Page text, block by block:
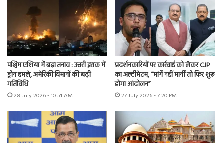
पश्चिम एशिया में बढ़ा तनाव : उत्तरी इराक में
ड्रोन हमले, अमेरिकी विमानों की बढ़ी
गतिविधि
28 July 2026 - 10:51 AM
प्रदर्शनकारियों पर कार्रवाई को लेकर CJP
का अल्टीमेटम, “मांगें नहीं मानीं तो फिर शुरू
होगा आंदोलन”
27 July 2026 - 7:20 PM